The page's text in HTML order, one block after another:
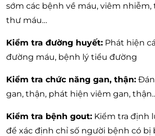
sớm các bệnh về máu, viêm
thư máu…
Kiểm tra đường huyết: Phát hiện
đường máu, bệnh lý tiểu đường
Kiểm tra chức năng gan, thận:
gan, thận, phát hiện viêm gan,
Kiểm tra bệnh gout: Kiểm tra định
để xác định chỉ số người bệnh có